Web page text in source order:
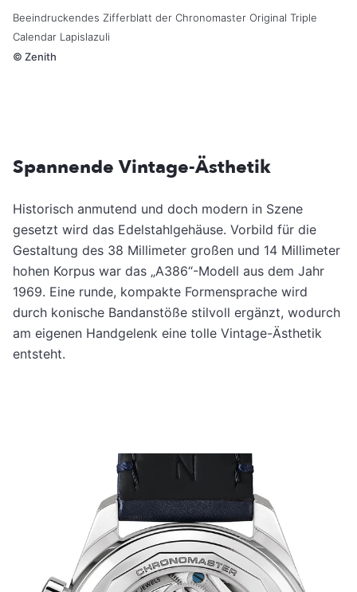
Beeindruckendes Zifferblatt der Chronomaster Original Triple
Calendar Lapislazuli
© Zenith
Spannende Vintage-Ästhetik
Historisch anmutend und doch modern in Szene
gesetzt wird das Edelstahlgehäuse. Vorbild für die
Gestaltung des 38 Millimeter großen und 14 Millimeter
hohen Korpus war das „A386“-Modell aus dem Jahr
1969. Eine runde, kompakte Formensprache wird
durch konische Bandanstöße stilvoll ergänzt, wodurch
am eigenen Handgelenk eine tolle Vintage-Ästhetik
entsteht.